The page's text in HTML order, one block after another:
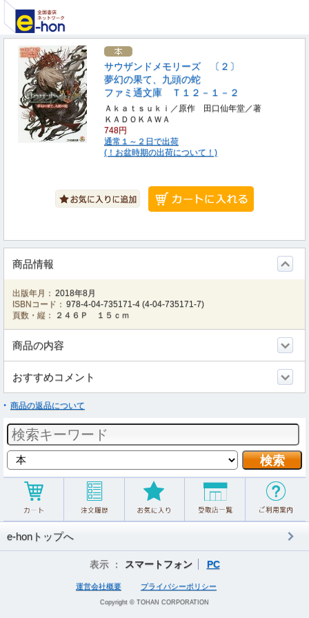
サウザンドメモリーズ 〔２〕
夢幻の果て、九頭の蛇
ファミ通文庫 Ｔ１２－１－２
Ａｋａｔｓｕｋｉ／原作 田口仙年堂／著
ＫＡＤＯＫＡＷＡ
748円
通常１～２日で出荷
(！お盆時期の出荷について！)
商品情報
出版年月： 2018年8月
ISBNコード： 978-4-04-735171-4 (4-04-735171-7)
頁数・縦：
２４６Ｐ １５ｃｍ
商品の内容
おすすめコメント
商品の返品について
e-honトップへ
表示 ： スマートフォン PC
運営会社概要 プライバシーポリシー
Copyright © TOHAN CORPORATION